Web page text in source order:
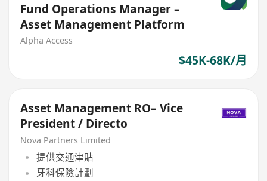
Fund Operations Manager –
Asset Management Platform
Alpha Access
$45K-68K/月
Asset Management RO– Vice
President / Directo
Nova Partners Limited
提供交通津貼
牙科保險計劃